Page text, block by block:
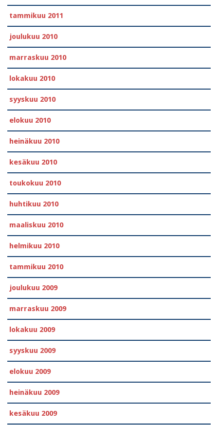
tammikuu 2011
joulukuu 2010
marraskuu 2010
lokakuu 2010
syyskuu 2010
elokuu 2010
heinäkuu 2010
kesäkuu 2010
toukokuu 2010
huhtikuu 2010
maaliskuu 2010
helmikuu 2010
tammikuu 2010
joulukuu 2009
marraskuu 2009
lokakuu 2009
syyskuu 2009
elokuu 2009
heinäkuu 2009
kesäkuu 2009